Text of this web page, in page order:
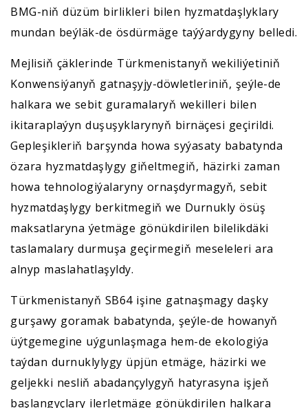
BMG-niň düzüm birlikleri bilen hyzmatdaşlyklary
mundan beýläk-de ösdürmäge taýýardygyny belledi.
Mejlisiň çäklerinde Türkmenistanyň wekiliýetiniň
Konwensiýanyň gatnaşyjy-döwletleriniň, şeýle-de
halkara we sebit guramalaryň wekilleri bilen
ikitaraplaýyn duşuşyklarynyň birnäçesi geçirildi.
Gepleşikleriň barşynda howa syýasaty babatynda
özara hyzmatdaşlygy giňeltmegiň, häzirki zaman
howa tehnologiýalaryny ornaşdyrmagyň, sebit
hyzmatdaşlygy berkitmegiň we Durnukly ösüş
maksatlaryna ýetmäge gönükdirilen bilelikdäki
taslamalary durmuşa geçirmegiň meseleleri ara
alnyp maslahatlaşyldy.
Türkmenistanyň SB64 işine gatnaşmagy daşky
gurşawy goramak babatynda, şeýle-de howanyň
üýtgemegine uýgunlaşmaga hem-de ekologiýa
taýdan durnuklylygy üpjün etmäge, häzirki we
geljekki nesliň abadançylygyň hatyrasyna işjeň
başlangyçlary ilerletmäge gönükdirilen halkara